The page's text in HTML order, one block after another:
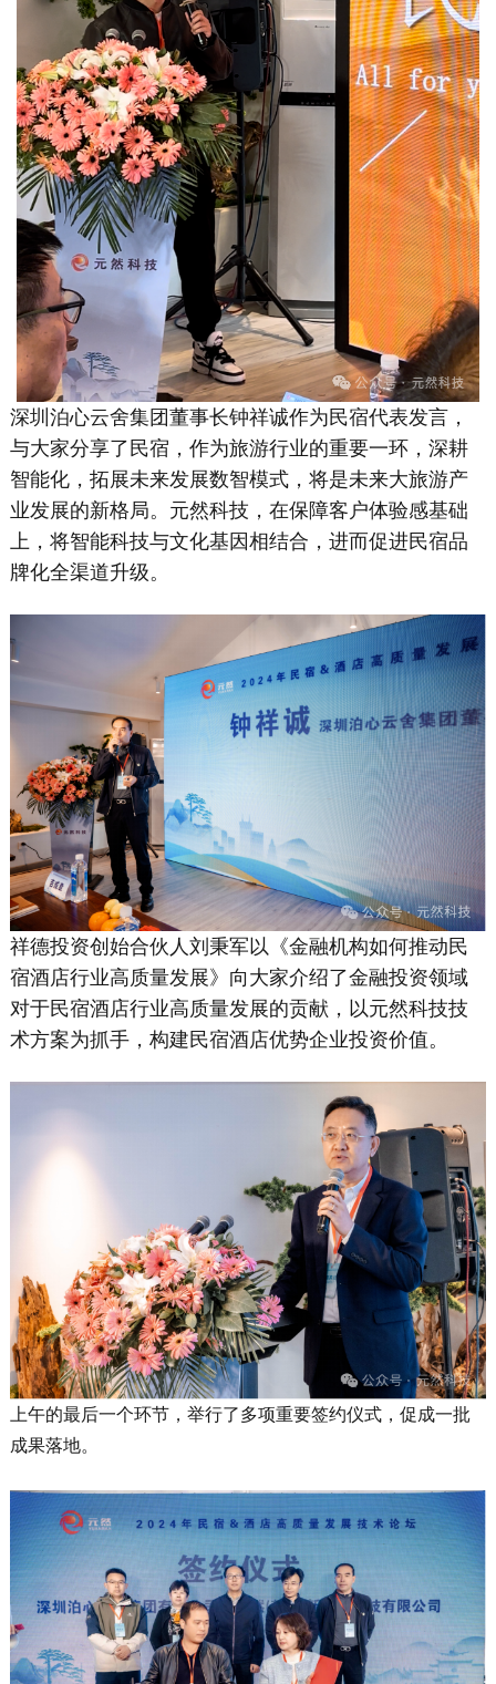
深圳泊心云舍集团董事长钟祥诚作为民宿代表发言，
与大家分享了民宿，作为旅游行业的重要一环，深耕
智能化，拓展未来发展数智模式，将是未来大旅游产
业发展的新格局。元然科技，在保障客户体验感基础
上，将智能科技与文化基因相结合，进而促进民宿品
牌化全渠道升级。
祥德投资创始合伙人刘秉军以《金融机构如何推动民
宿酒店行业高质量发展》向大家介绍了金融投资领域
对于民宿酒店行业高质量发展的贡献，以元然科技技
术方案为抓手，构建民宿酒店优势企业投资价值。
上午的最后一个环节，举行了多项重要签约仪式，促成一批
成果落地。